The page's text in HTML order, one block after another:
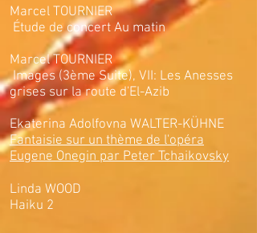
Marcel TOURNIER
Étude de concert Au matin
Marcel TOURNIER
Images (3ème Suite), VII: Les Anesses
grises sur la route d'El-Azib
Ekaterina Adolfovna WALTER-KÜHNE
Fantaisie sur un thème de l'opéra
Eugene Onegin par Peter Tchaikovsky
Linda WOOD
Haiku 2